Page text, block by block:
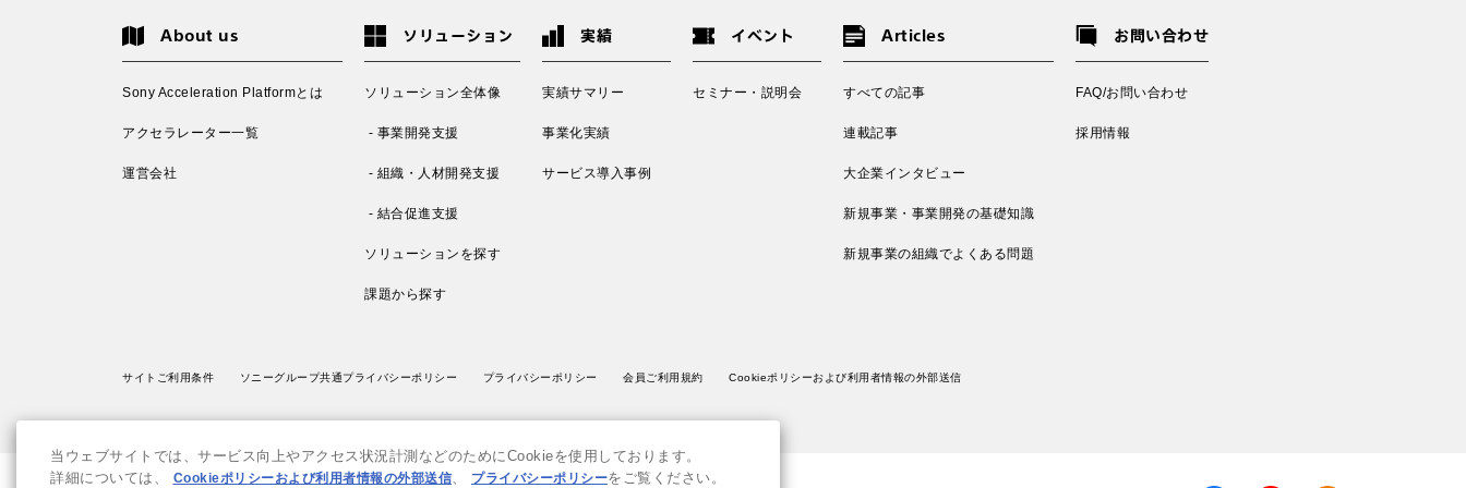
About us
Sony Acceleration Platformとは
アクセラレーター一覧
運営会社
ソリューション
ソリューション全体像
- 事業開発支援
- 組織・人材開発支援
- 結合促進支援
ソリューションを探す
課題から探す
実績
実績サマリー
事業化実績
サービス導入事例
イベント
セミナー・説明会
Articles
すべての記事
連載記事
大企業インタビュー
新規事業・事業開発の基礎知識
新規事業の組織でよくある問題
お問い合わせ
FAQ/お問い合わせ
採用情報
サイトご利用条件 ソニーグループ共通プライバシーポリシー プライバシーポリシー 会員ご利用規約 Cookieポリシーおよび利用者情報の外部送信
当ウェブサイトでは、サービス向上やアクセス状況計測などのためにCookieを使用しております。
詳細については、 Cookieポリシーおよび利用者情報の外部送信、 プライバシーポリシーをご覧ください。